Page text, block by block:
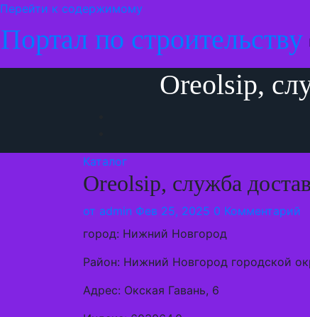
Перейти к содержимому
Портал по строительству
Oreolsip,
Каталог
Oreolsip, служба
от admin Фев 25, 2025 0 Комментарий
город: Нижний Новгород
Район: Нижний Новгород городской
Адрес: Окская Гавань, 6